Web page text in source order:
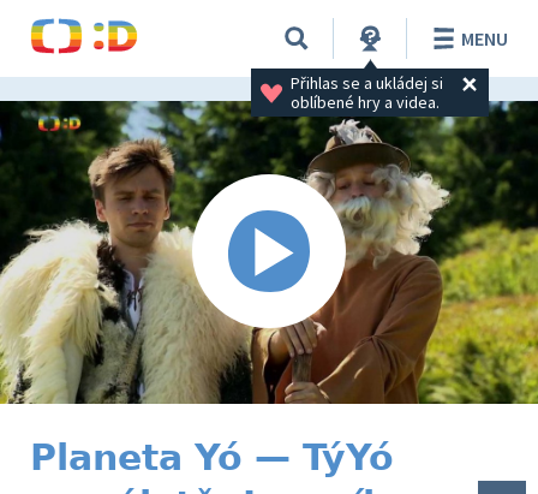
Přihlas se a ukládej si
oblíbené hry a videa.
MENU
Planeta Yó — TýYó